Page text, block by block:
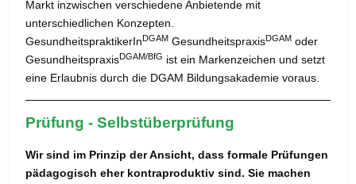
Markt inzwischen verschiedene Anbietende mit
unterschiedlichen Konzepten.
GesundheitspraktikerInDGAM GesundheitspraxisDGAM oder
GesundheitspraxisDGAM/BfG ist ein Markenzeichen und setzt
eine Erlaubnis durch die DGAM Bildungsakademie voraus.
Prüfung - Selbstüberprüfung
Wir sind im Prinzip der Ansicht, dass formale Prüfungen
pädagogisch eher kontraproduktiv sind. Sie machen